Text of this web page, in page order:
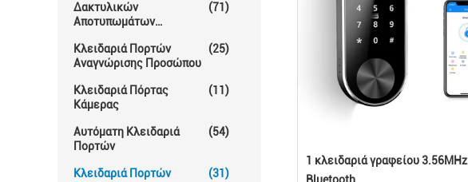
Δακτυλικών
Αποτυπωμάτων
(71)
Κλειδαριά Πορτών
Αναγνώρισης Προσώπου
(25)
Κλειδαριά Πόρτας
Κάμερας
(11)
Αυτόματη Κλειδαριά
Πορτών
(54)
Κλειδαριά Πορτών
(31)
1 κλειδαριά γραφείου 3.56MHz